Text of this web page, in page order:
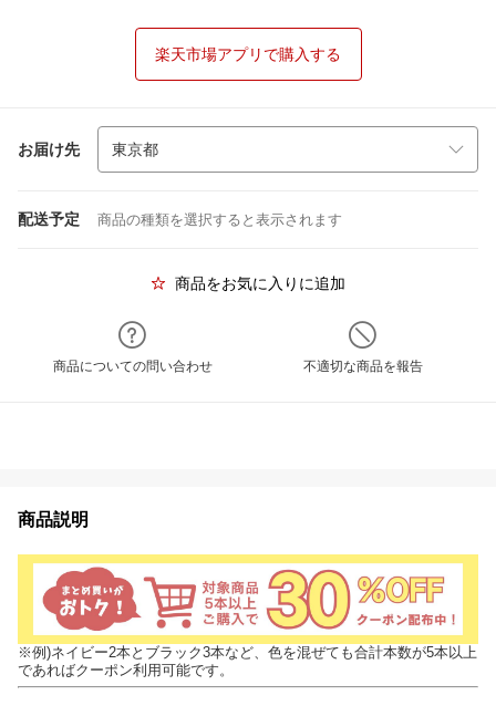
楽天市場アプリで購入する
お届け先
配送予定 商品の種類を選択すると表示されます
商品をお気に入りに追加
商品についての問い合わせ 不適切な商品を報告
商品説明
※例)ネイビー2本とブラック3本など、色を混ぜても合計本数が5本以上
であればクーポン利用可能です。